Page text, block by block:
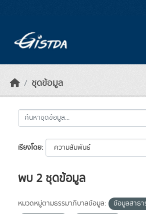
ชุดข้อมูล
เรียงโดย
พบ 2 ชุดข้อมูล
หมวดหมู่ตามธรรมาภิบาลข้อมูล: ข้อมูลสาธ